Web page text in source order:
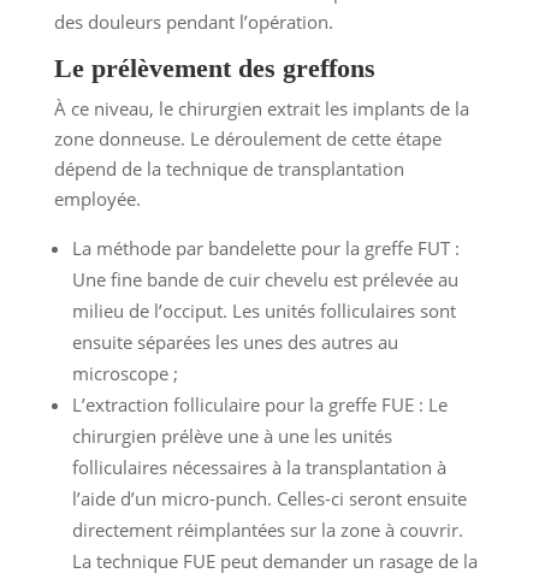
des douleurs pendant l’opération.
Le prélèvement des greffons
À ce niveau, le chirurgien extrait les implants de la
zone donneuse. Le déroulement de cette étape
dépend de la technique de transplantation
employée.
La méthode par bandelette pour la greffe FUT :
Une fine bande de cuir chevelu est prélevée au
milieu de l’occiput. Les unités folliculaires sont
ensuite séparées les unes des autres au
microscope ;
L’extraction folliculaire pour la greffe FUE : Le
chirurgien prélève une à une les unités
folliculaires nécessaires à la transplantation à
l’aide d’un micro-punch. Celles-ci seront ensuite
directement réimplantées sur la zone à couvrir.
La technique FUE peut demander un rasage de la